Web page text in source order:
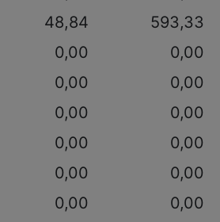
48,84 593,33
0,00 0,00
0,00 0,00
0,00 0,00
0,00 0,00
0,00 0,00
0,00 0,00